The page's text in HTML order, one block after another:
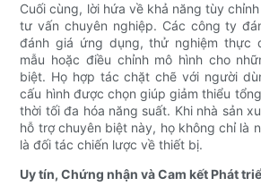
Cuối cùng, lời hứa về khả năng tùy
tư vấn chuyên nghiệp. Các công ty
đánh giá ứng dụng, thử nghiệm thực
mẫu hoặc điều chỉnh mô hình cho
biệt. Họ hợp tác chặt chẽ với người
cấu hình được chọn giúp giảm thiểu
thời tối đa hóa năng suất. Khi nhà sản
hỗ trợ chuyên biệt này, họ không chỉ là
là đối tác chiến lược về thiết bị.
Uy tín, Chứng nhận và Cam kết Phát